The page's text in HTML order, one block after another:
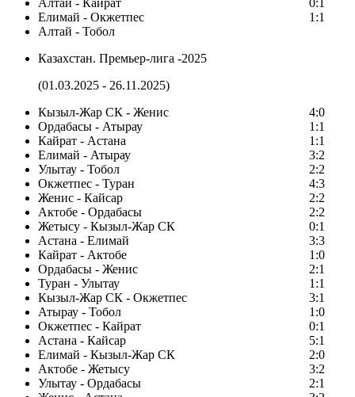
Алтай - Кайрат
0:1
Елимай - Окжетпес
1:1
Алтай - Тобол
Казахстан. Премьер-лига -2025
(01.03.2025 - 26.11.2025)
Кызыл-Жар СК - Женис
4:0
Ордабасы - Атырау
1:1
Кайрат - Астана
1:1
Елимай - Атырау
3:2
Улытау - Тобол
2:2
Окжетпес - Туран
4:3
Женис - Кайсар
2:2
Актобе - Ордабасы
2:2
Жетысу - Кызыл-Жар СК
0:1
Астана - Елимай
3:3
Кайрат - Актобе
1:0
Ордабасы - Женис
2:1
Туран - Улытау
1:1
Кызыл-Жар СК - Окжетпес
3:1
Атырау - Тобол
1:0
Окжетпес - Кайрат
0:1
Астана - Кайсар
5:1
Елимай - Кызыл-Жар СК
2:0
Актобе - Жетысу
3:2
Улытау - Ордабасы
2:1